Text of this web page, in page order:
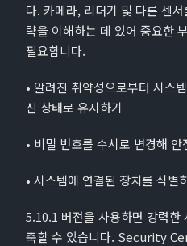
다. 카메라, 리더기 및 다른 센
략을 이해하는 데 있어 중요한
필요합니다.
• 알려진 취약성으로부터 시스
신 상태로 유지하기
• 비밀 번호를 수시로 변경해 안
• 시스템에 연결된 장치를 식별
5.10.1 버전을 사용하면 강력한
축할 수 있습니다. Security